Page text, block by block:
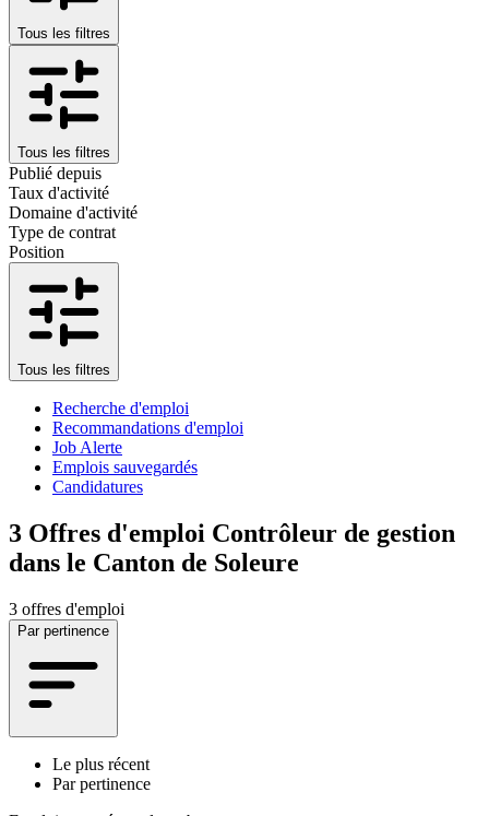
Tous les filtres
Tous les filtres
Publié depuis
Taux d'activité
Domaine d'activité
Type de contrat
Position
Tous les filtres
Recherche d'emploi
Recommandations d'emploi
Job Alerte
Emplois sauvegardés
Candidatures
3 Offres d'emploi Contrôleur de gestion
dans le Canton de Soleure
3 offres d'emploi
Par pertinence
Le plus récent
Par pertinence